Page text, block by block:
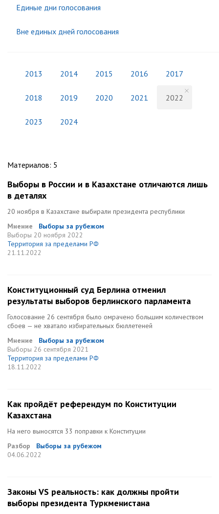
Единые дни голосования
Вне единых дней голосования
2013 2014 2015 2016 2017
2018 2019 2020 2021 2022
2023 2024
Материалов: 5
Выборы в России и в Казахстане отличаются лишь
в деталях
20 ноября в Казахстане выбирали президента республики
Мнение
Выборы за рубежом
Выборы 20 ноября 2022
Территория за пределами РФ
21.11.2022
Конституционный суд Берлина отменил
результаты выборов берлинского парламента
Голосование 26 сентября было омрачено большим количеством
сбоев — не хватало избирательных бюллетеней
Мнение
Выборы за рубежом
Выборы 26 сентября 2021
Территория за пределами РФ
18.11.2022
Как пройдёт референдум по Конституции
Казахстана
На него выносятся 33 поправки к Конституции
Разбор
Выборы за рубежом
04.06.2022
Законы VS реальность: как должны пройти
выборы президента Туркменистана